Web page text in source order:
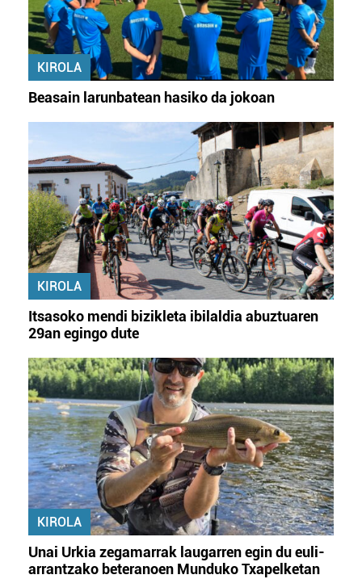
KIROLA
Beasain larunbatean hasiko da jokoan
KIROLA
Itsasoko mendi bizikleta ibilaldia abuztuaren
29an egingo dute
KIROLA
Unai Urkia zegamarrak laugarren egin du euli-
arrantzako beteranoen Munduko Txapelketan